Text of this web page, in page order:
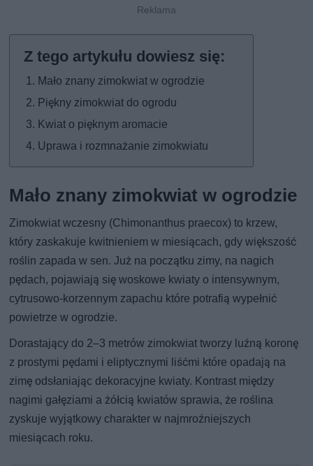
Mało znany zimokwiat w ogrodzie
Piękny zimokwiat do ogrodu
Kwiat o pięknym aromacie
Uprawa i rozmnażanie zimokwiatu
Mało znany zimokwiat w ogrodzie
Zimokwiat wczesny (Chimonanthus praecox) to krzew,
który zaskakuje kwitnieniem w miesiącach, gdy większość
roślin zapada w sen. Już na początku zimy, na nagich
pędach, pojawiają się woskowe kwiaty o intensywnym,
cytrusowo-korzennym zapachu które potrafią wypełnić
powietrze w ogrodzie.
Dorastający do 2–3 metrów zimokwiat tworzy luźną koronę
z prostymi pędami i eliptycznymi liśćmi które opadają na
zimę odsłaniając dekoracyjne kwiaty. Kontrast między
nagimi gałęziami a żółcią kwiatów sprawia, że roślina
zyskuje wyjątkowy charakter w najmroźniejszych
miesiącach roku.